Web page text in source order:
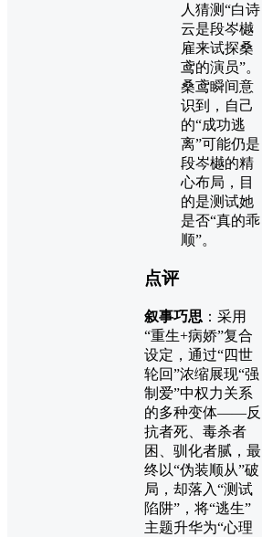
人猜测“白诗
云是段岑樾
雇来试探桑
鸢的演员”。
桑鸢瞬间意
识到，自己
的“成功逃
离”可能仍是
段岑樾的精
心布局，目
的是测试她
是否“真的乖
顺”。
点评
叙事巧思 ：采用
“重生+病娇”复合
设定，通过“四世
轮回”浓缩展现“强
制爱”中权力关系
的多种变体——反
抗者死、毒杀者
困、驯化者腻，最
终以“伪装顺从”破
局，却落入“测试
陷阱”，将“逃生”
主题升华为“心理